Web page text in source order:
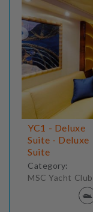
YC1 - Deluxe
Suite - Deluxe
Suite
Category:
MSC Yacht Club